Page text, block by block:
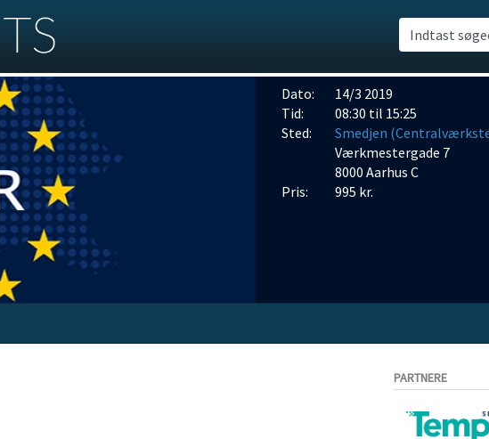
Indtast
Dato:
14/3 2019
Tid:
08:30 til 15:25
Sted:
Smedjen
Værkmestergade 7
8000 Aarhus C
Pris:
995 kr.
PARTNERE